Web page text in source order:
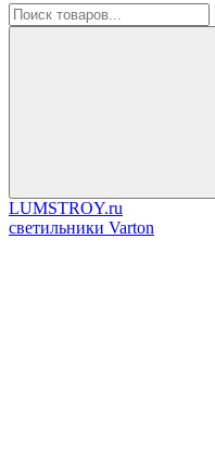
LUMSTROY.ru
cветильники Varton